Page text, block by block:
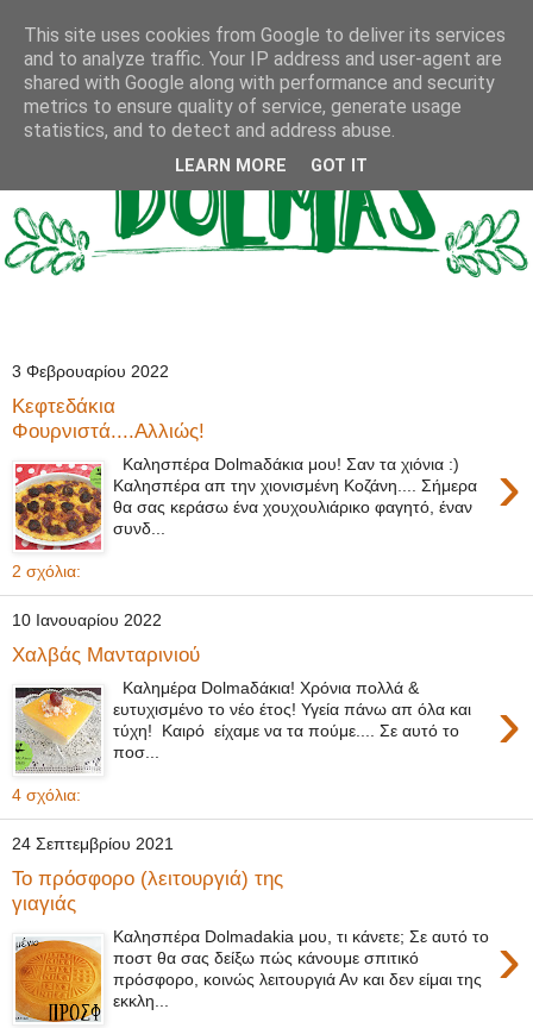
3 Φεβρουαρίου 2022
Κεφτεδάκια
Φουρνιστά....Αλλιώς!
›
Καλησπέρα Dolmaδάκια μου! Σαν τα χιόνια :)
Καλησπέρα απ την χιονισμένη Κοζάνη.... Σήμερα
θα σας κεράσω ένα χουχουλιάρικο φαγητό, έναν
συνδ...
2 σχόλια:
10 Ιανουαρίου 2022
Χαλβάς Μανταρινιού
›
Καλημέρα Dolmaδάκια! Χρόνια πολλά &
ευτυχισμένο το νέο έτος! Υγεία πάνω απ όλα και
τύχη! Καιρό είχαμε να τα πούμε.... Σε αυτό το
ποσ...
4 σχόλια:
24 Σεπτεμβρίου 2021
Το πρόσφορο (λειτουργιά) της
γιαγιάς
›
Καλησπέρα Dolmadakia μου, τι κάνετε; Σε αυτό το
ποστ θα σας δείξω πώς κάνουμε σπιτικό
πρόσφορο, κοινώς λειτουργιά Αν και δεν είμαι της
εκκλη...
This site uses cookies from Google to deliver its services
and to analyze traffic. Your IP address and user-agent are
shared with Google along with performance and security
metrics to ensure quality of service, generate usage
statistics, and to detect and address abuse.
LEARN MORE GOT IT